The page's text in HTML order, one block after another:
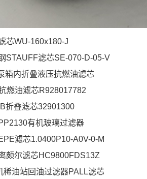
芯WU-160x180-J
STAUFF滤芯SE-070-D-05-V
箱内折叠液压抗燃油滤芯
燃油滤芯R928017782
折叠滤芯32901300
有机玻璃过滤器
滤芯1.0400P10-A0V-0-M
颇尔滤芯HC9800FDS13Z
油站回油过滤器PALL滤芯